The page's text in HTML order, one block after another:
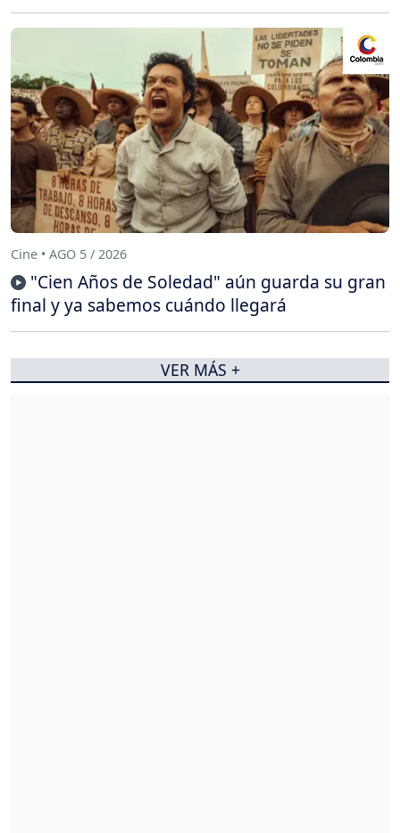
Cine • AGO 5 / 2026
"Cien Años de Soledad" aún guarda su gran
final y ya sabemos cuándo llegará
VER MÁS +